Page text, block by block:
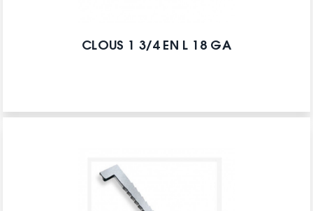
CLOUS 1 3/4 EN L 18 GA